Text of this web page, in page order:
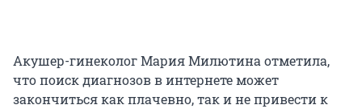
Акушер-гинеколог Мария Милютина отметила,
что поиск диагнозов в интернете может
закончиться как плачевно, так и не привести к